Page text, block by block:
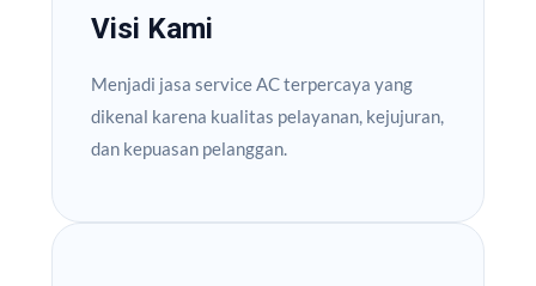
Visi Kami
Menjadi jasa service AC terpercaya yang
dikenal karena kualitas pelayanan, kejujuran,
dan kepuasan pelanggan.